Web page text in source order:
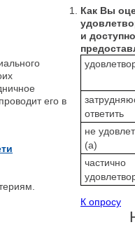
его в
Как Вы
и
ответить
не
(а)
частично
К опросу